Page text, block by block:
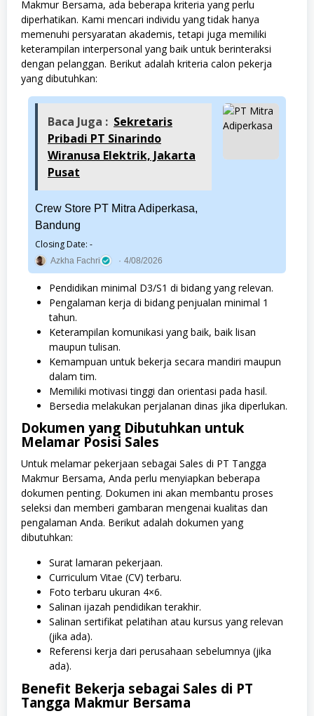
Makmur Bersama, ada beberapa kriteria yang perlu
diperhatikan. Kami mencari individu yang tidak hanya
memenuhi persyaratan akademis, tetapi juga memiliki
keterampilan interpersonal yang baik untuk berinteraksi
dengan pelanggan. Berikut adalah kriteria calon pekerja
yang dibutuhkan:
Baca Juga : Sekretaris
Pribadi PT Sinarindo
Wiranusa Elektrik, Jakarta
Pusat
Crew Store PT Mitra Adiperkasa,
Bandung
Closing Date: -
Azkha Fachri 4/08/2026
Pendidikan minimal D3/S1 di bidang yang relevan.
Pengalaman kerja di bidang penjualan minimal 1
tahun.
Keterampilan komunikasi yang baik, baik lisan
maupun tulisan.
Kemampuan untuk bekerja secara mandiri maupun
dalam tim.
Memiliki motivasi tinggi dan orientasi pada hasil.
Bersedia melakukan perjalanan dinas jika diperlukan.
Dokumen yang Dibutuhkan untuk
Melamar Posisi Sales
Untuk melamar pekerjaan sebagai Sales di PT Tangga
Makmur Bersama, Anda perlu menyiapkan beberapa
dokumen penting. Dokumen ini akan membantu proses
seleksi dan memberi gambaran mengenai kualitas dan
pengalaman Anda. Berikut adalah dokumen yang
dibutuhkan:
Surat lamaran pekerjaan.
Curriculum Vitae (CV) terbaru.
Foto terbaru ukuran 4×6.
Salinan ijazah pendidikan terakhir.
Salinan sertifikat pelatihan atau kursus yang relevan
(jika ada).
Referensi kerja dari perusahaan sebelumnya (jika
ada).
Benefit Bekerja sebagai Sales di PT
Tangga Makmur Bersama